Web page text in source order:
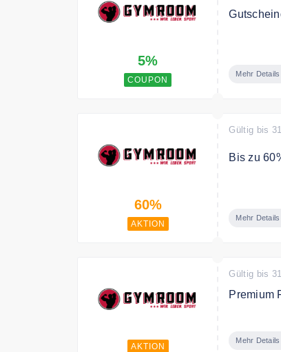
5%
COUPON
Mehr Details
60%
AKTION
Gültig bis
Bis zu
Mehr Details
AKTION
Gültig bis
Premium
Mehr Details